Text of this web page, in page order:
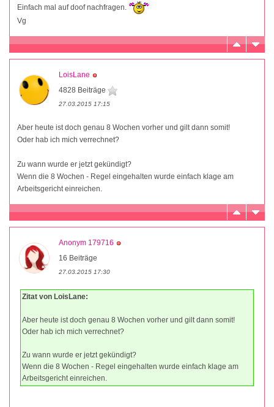
Einfach mal auf doof nachfragen.
Vg
LoisLane
4828 Beiträge
27.03.2015 17:15
Aber heute ist doch genau 8 Wochen vorher und gilt dann somit!
Oder hab ich mich verrechnet?
Zu wann wurde er jetzt gekündigt?
Wenn die 8 Wochen - Regel eingehalten wurde einfach klage am
Arbeitsgericht einreichen.
Anonym 179716
16 Beiträge
27.03.2015 17:30
Zitat von LoisLane:
Aber heute ist doch genau 8 Wochen vorher und gilt dann somit!
Oder hab ich mich verrechnet?
Zu wann wurde er jetzt gekündigt?
Wenn die 8 Wochen - Regel eingehalten wurde einfach klage am
Arbeitsgericht einreichen.